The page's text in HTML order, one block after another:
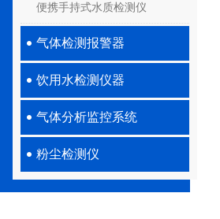
便携手持式水质检测仪
气体检测报警器
饮用水检测仪器
气体分析监控系统
粉尘检测仪